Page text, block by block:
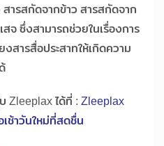
ารสกัดจากข้าว สารสกัดจาก
สจ ซึ่งสามารถช่วยในเรื่องการ
สารสื่อประสาทให้เกิดความ
Zleeplax ได้ที่ : Zleeplax
ช้าวันใหม่ที่สดชื่น